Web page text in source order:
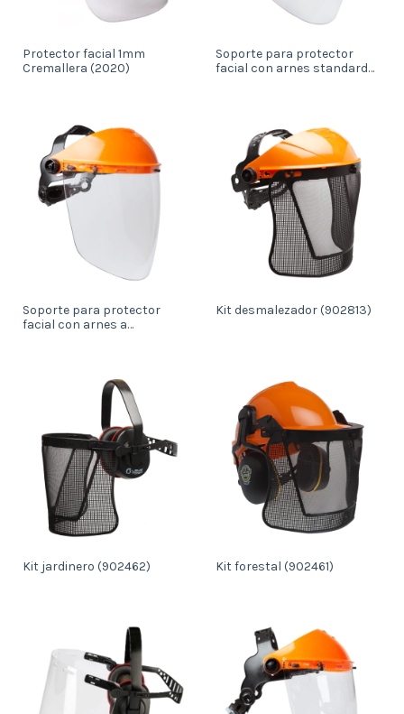
Protector facial 1mm
Cremallera (2020)
Soporte para protector
facial con arnes standard
Soporte para protector
facial con arnes a
Kit desmalezador (902813)
Kit jardinero (902462) Kit forestal (902461)